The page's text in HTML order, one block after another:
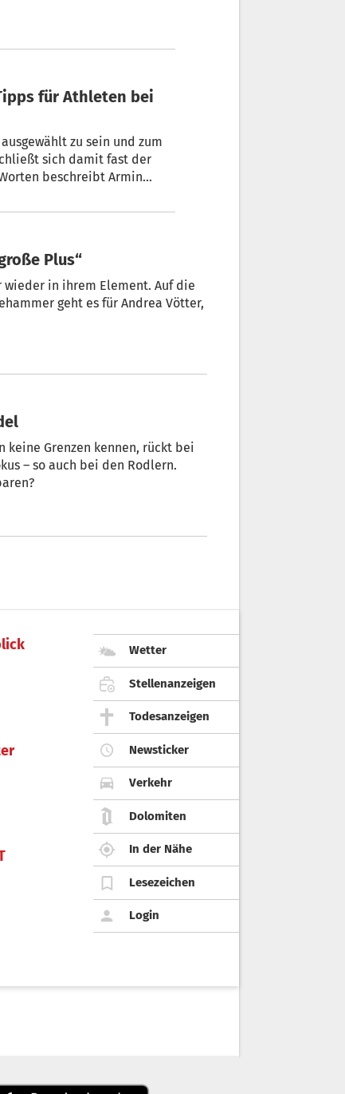
für Athleten bei
zu sein und zum
sich damit fast der
beschreibt Armin
antiken Olympia statt, wo
sind.
Plus“
in ihrem Element. Auf die
geht es für Andrea Vötter,
keine Grenzen kennen, rückt bei
– so auch bei den Rodlern.
Wetter
Stellenanzeigen
Todesanzeigen
Newsticker
Verkehr
Dolomiten
In der Nähe
Lesezeichen
Login